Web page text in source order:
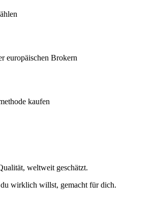
europäischen Brokern
kaufen
weltweit geschätzt.
wirklich willst, gemacht für dich.